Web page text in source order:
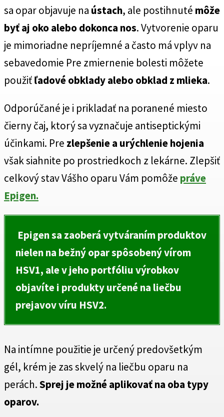
sa opar objavuje na ústach, ale postihnuté môže
byť aj oko alebo dokonca nos. Vytvorenie oparu
je mimoriadne nepríjemné a často má vplyv na
sebavedomie Pre zmiernenie bolesti môžete
použiťľadové obklady alebo obklad z mlieka.
Odporúčané je i prikladať na poranené miesto
čierny čaj, ktorý sa vyznačuje antiseptickými
účinkami. Pre zlepšenie a urýchlenie hojenia
však siahnite po prostriedkoch z lekárne. Zlepšiť
celkový stav Vášho oparu Vám pomôže práve
Epigen.
Epigen sa zaoberá vytváraním produktov
nielen na bežný opar spôsobený vírom
HSV1, ale v jeho portfóliu výrobkov
objavíte i produkty určené na liečbu
prejavov víru HSV2.
Na intímne použitie je určený predovšetkým
gél, krém je zas skvelý na liečbu oparu na
perách.Sprej je možné aplikovať na oba typy
oparov.